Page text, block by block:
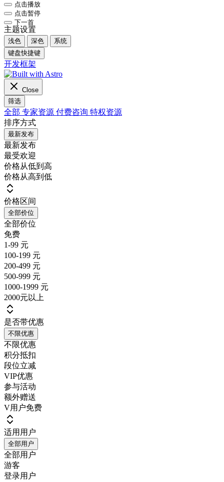
点击播放
点击暂停
下一首
主题设置
浅色 深色
系统
键盘快捷键
开发框架
Close
筛选
全部 专家资源 付费咨询 特权资源
排序方式
最新发布
最新发布
最受欢迎
价格从低到高
价格从高到低
价格区间
全部价位
全部价位
免费
1-99 元
100-199 元
200-499 元
500-999 元
1000-1999 元
2000元以上
是否带优惠
不限优惠
不限优惠
积分抵扣
段位立减
VIP优惠
参与活动
额外赠送
V用户免费
适用用户
全部用户
全部用户
游客
登录用户